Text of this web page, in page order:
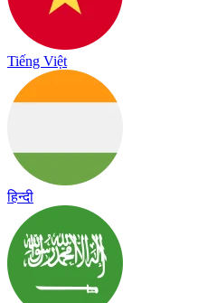
Tiếng Việt
हिन्दी